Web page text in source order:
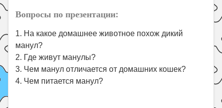
Вопросы по презентации:
1. На какое домашнее животное похож дикий
манул?
2. Где живут манулы?
3. Чем манул отличается от домашних кошек?
4. Чем питается манул?